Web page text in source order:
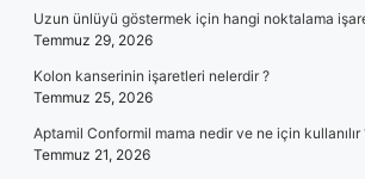
Uzun ünlüyü göstermek için hangi noktalama
Temmuz 29, 2026
Kolon kanserinin işaretleri nelerdir ?
Temmuz 25, 2026
Aptamil Conformil mama nedir ve ne için kullanılır
Temmuz 21, 2026